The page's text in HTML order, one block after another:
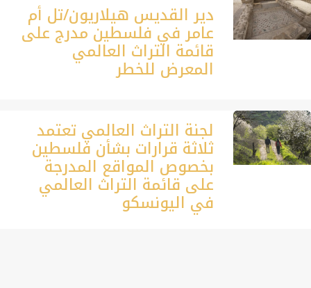
دير القديس هيلاريون/تل أم
عامر في فلسطين مدرج على
قائمة التراث العالمي
المعرض للخطر
لجنة التراث العالمي تعتمد
ثلاثة قرارات بشأن فلسطين
بخصوص المواقع المدرجة
على قائمة التراث العالمي
في اليونسكو